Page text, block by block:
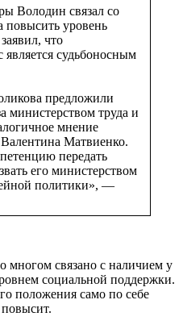
Володин связал со
повысить уровень
что
судьбоносным
предложили
министерством труда и
мнение
Матвиенко.
передать
его министерством
политики», —
многом связано с наличием у
социальной поддержки.
положения само по себе